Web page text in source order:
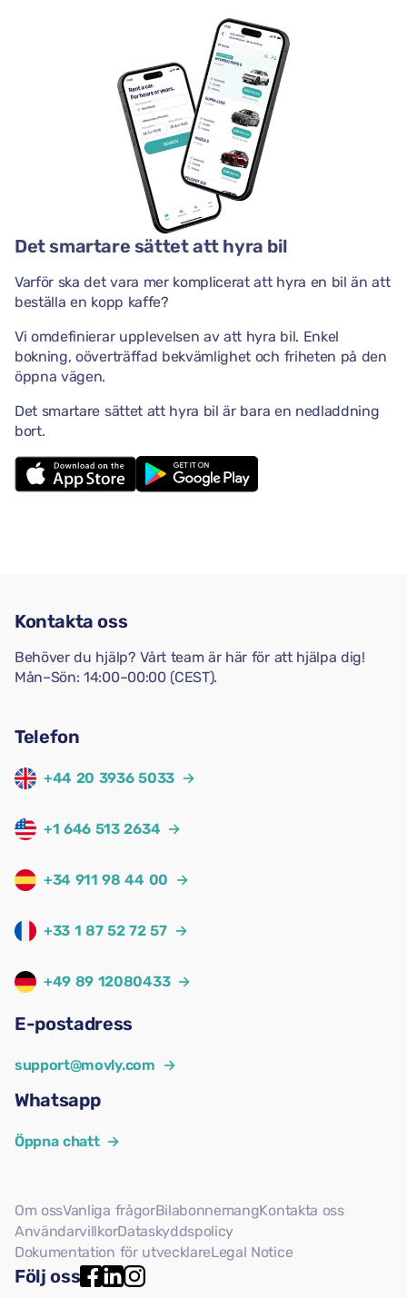
Det smartare sättet att hyra bil
Varför ska det vara mer komplicerat att hyra en bil än att
beställa en kopp kaffe?
Vi omdefinierar upplevelsen av att hyra bil. Enkel
bokning, oöverträffad bekvämlighet och friheten på den
öppna vägen.
Det smartare sättet att hyra bil är bara en nedladdning
bort.
Kontakta oss
Behöver du hjälp? Vårt team är här för att hjälpa dig!
Mån–Sön: 14:00–00:00 (CEST).
Telefon
+44 20 3936 5033 →
+1 646 513 2634 →
+34 911 98 44 00 →
+33 1 87 52 72 57 →
+49 89 12080433 →
E-postadress
support@movly.com →
Whatsapp
Öppna chatt →
Om ossVanliga frågorBilabonnemangKontakta oss
AnvändarvillkorDataskyddspolicy
Dokumentation för utvecklareLegal Notice
Följ oss